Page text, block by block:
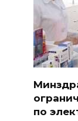
по